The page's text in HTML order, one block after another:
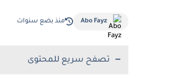
Abo Fayz منذ بضع سنوات
تصفح سريع للمحتوى